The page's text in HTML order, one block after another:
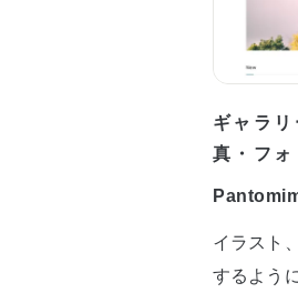
ギャラ
真・フ
イラスト
するよう